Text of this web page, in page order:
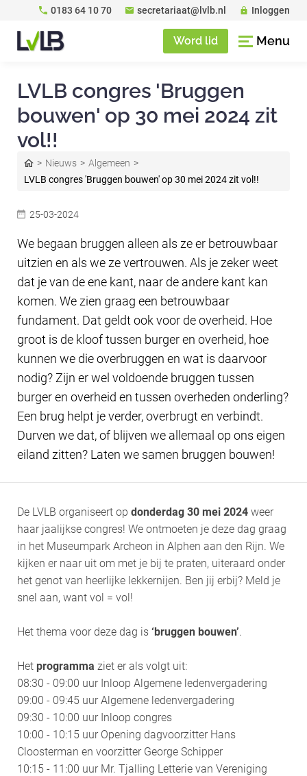
0183 64 10 70 secretariaat@lvlb.nl Inloggen
Word lid Menu
LVLB congres 'Bruggen
bouwen' op 30 mei 2024 zit
vol!!
Nieuws
Algemeen
LVLB congres 'Bruggen bouwen' op 30 mei 2024 zit vol!!
25-03-2024
We begaan bruggen alleen als ze er betrouwbaar
uitzien en als we ze vertrouwen. Als je zeker weet
dat je van de ene kant, naar de andere kant kan
komen. We zien graag een betrouwbaar
fundament. Dat geldt ook voor de overheid. Hoe
groot is de kloof tussen burger en overheid, hoe
kunnen we die overbruggen en wat is daarvoor
nodig? Zijn er wel voldoende bruggen tussen
burger en overheid en tussen overheden onderling?
Een brug helpt je verder, overbrugt en verbindt.
Durven we dat, of blijven we allemaal op ons eigen
eiland zitten? Laten we samen bruggen bouwen!
De LVLB organiseert op donderdag 30 mei 2024 weer
haar jaalijkse congres! We ontmoeten je deze dag graag
in het Museumpark Archeon in Alphen aan den Rijn. We
kijken er naar uit om met je bij te praten, uiteraard onder
het genot van heerlijke lekkernijen. Ben jij erbij? Meld je
snel aan, want vol = vol!
Het thema voor deze dag is ‘bruggen bouwen’.
Het programma ziet er als volgt uit:
08:30 - 09:00 uur Inloop Algemene ledenvergadering
09:00 - 09:45 uur Algemene ledenvergadering
09:30 - 10:00 uur Inloop congres
10:00 - 10:15 uur Opening dagvoorzitter Hans
Cloosterman en voorzitter George Schipper
10:15 - 11:00 uur Mr. Tjalling Letterie van Vereniging